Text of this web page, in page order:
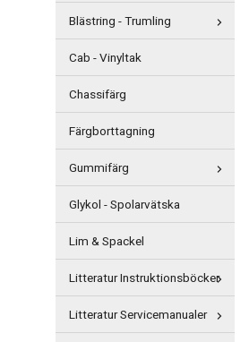
Blästring - Trumling
Cab - Vinyltak
Chassifärg
Färgborttagning
Gummifärg
Glykol - Spolarvätska
Lim & Spackel
Litteratur Instruktionsböcker
Litteratur Servicemanualer